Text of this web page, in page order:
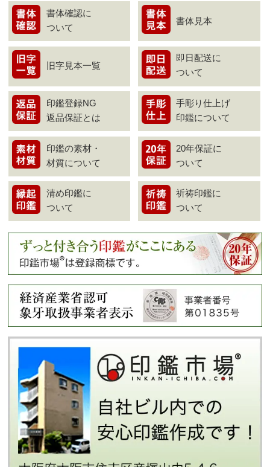
書体確認に
ついて
書体見本
旧字見本一覧
即日配送に
ついて
印鑑登録NG
返品保証とは
手彫り仕上げ
印鑑について
印鑑の素材・
材質について
20年保証に
ついて
清め印鑑に
ついて
祈祷印鑑に
ついて